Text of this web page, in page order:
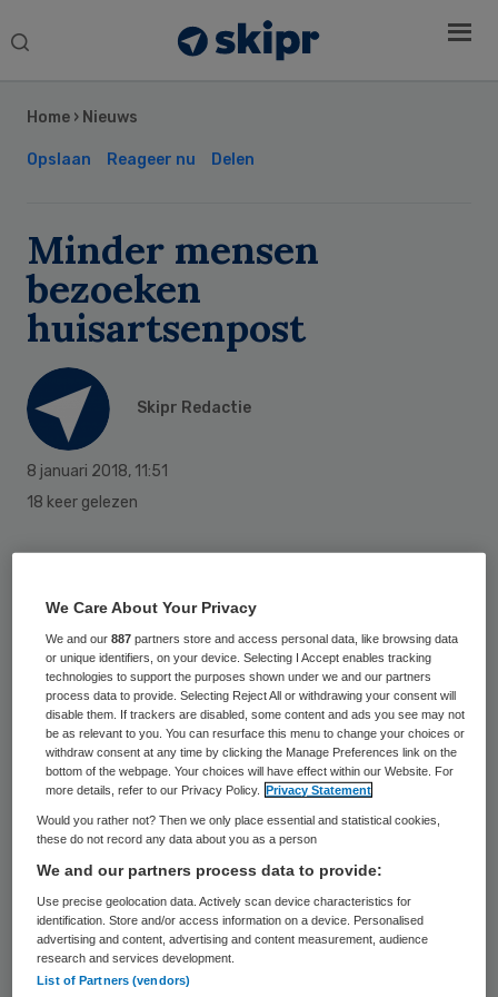
Search
Home › Nieuws
Opslaan Reageer nu Delen
Minder mensen
bezoeken
huisartsenpost
Skipr Redactie
8 januari 2018, 11:51
18 keer gelezen
hebben minder mensen de huisartsenpost
bezocht dan in dezelfde periode een jaar
eerder. In 2016 werden door de
huisartsenposten nog 1,5 miljoen consulten
gegeven, in 2017 nam dit aantal zo’n vijf
procent af naar ongeveer 1,4 miljoen
consulten.
Het aantal door huisartsen op de HAP
afgelegde visites nam met 3 procent af, tot
247.492. Wel werden huisartsen vaker
Sidebar
We Care About Your Privacy
We and our887 partners store and access personal data, like browsing data
or unique identifiers, on your device. Selecting I Accept enables tracking
technologies to support the purposes shown under we and our partners
process data to provide. Selecting Reject All or withdrawing your consent will
disable them. If trackers are disabled, some content and ads you see may not
be as relevant to you. You can resurface this menu to change your choices or
withdraw consent at any time by clicking the Manage Preferences link on the
bottom of the webpage. Your choices will have effect within our Website. For
more details, refer to our Privacy Policy.
Privacy Statement
Would you rather not? Then we only place essential and statistical cookies,
these do not record any data about you as a person
We and our partners process data to provide:
Use precise geolocation data. Actively scan device characteristics for
identification. Store and/or access information on a device. Personalised
advertising and content, advertising and content measurement, audience
research and services development.
List of Partners (vendors)